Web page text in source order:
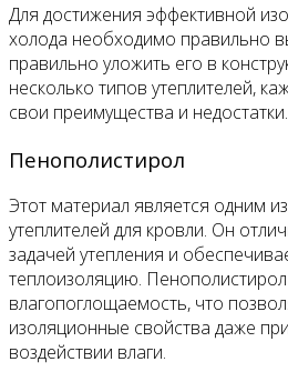
Для достижения эффективной
холода необходимо правильно
правильно уложить его в
несколько типов утеплителей,
свои преимущества и недостатки.
Пенополистирол
Этот материал является одним
утеплителей для кровли. Он
задачей утепления и
теплоизоляцию.
влагопоглощаемость, что
изоляционные свойства даже
воздействии влаги.